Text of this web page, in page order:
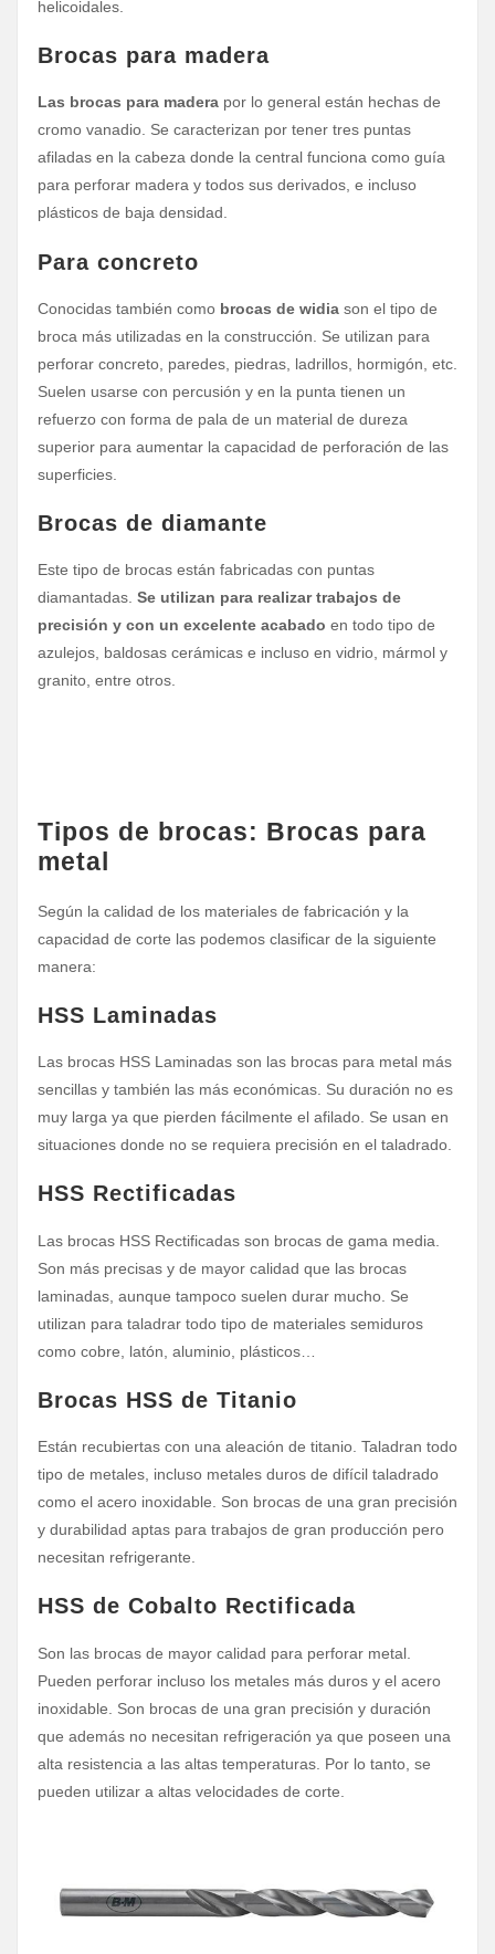
helicoidales.
Brocas para madera
Las brocas para maderapor lo general están hechas de
cromo vanadio. Se caracterizan por tener tres puntas
afiladas en la cabeza donde la central funciona como guía
para perforar madera y todos sus derivados, e incluso
plásticos de baja densidad.
Para concreto
Conocidas también comobrocas de widia son el tipo de
broca más utilizadas en la construcción. Se utilizan para
perforar concreto, paredes, piedras, ladrillos, hormigón, etc.
Suelen usarse con percusión y en la punta tienen un
refuerzo con forma de pala de un material de dureza
superior para aumentar la capacidad de perforación de las
superficies.
Brocas de diamante
Este tipo de brocas están fabricadas con puntas
diamantadas. Se utilizan para realizar trabajos de
precisión y con un excelente acabado en todo tipo de
azulejos, baldosas cerámicas e incluso en vidrio, mármol y
granito, entre otros.
Tipos de brocas: Brocas para
metal
Según la calidad de los materiales de fabricación y la
capacidad de corte las podemos clasificar de la siguiente
manera:
HSS Laminadas
Las brocas HSS Laminadas son las brocas para metal más
sencillas y también las más económicas. Su duración no es
muy larga ya que pierden fácilmente el afilado. Se usan en
situaciones donde no se requiera precisión en el taladrado.
HSS Rectificadas
Las brocas HSS Rectificadas son brocas de gama media.
Son más precisas y de mayor calidad que las brocas
laminadas, aunque tampoco suelen durar mucho. Se
utilizan para taladrar todo tipo de materiales semiduros
como cobre, latón, aluminio, plásticos…
Brocas HSS de Titanio
Están recubiertas con una aleación de titanio. Taladran todo
tipo de metales, incluso metales duros de difícil taladrado
como el acero inoxidable. Son brocas de una gran precisión
y durabilidad aptas para trabajos de gran producción pero
necesitan refrigerante.
HSS de Cobalto Rectificada
Son las brocas de mayor calidad para perforar metal.
Pueden perforar incluso los metales más duros y el acero
inoxidable. Son brocas de una gran precisión y duración
que además no necesitan refrigeración ya que poseen una
alta resistencia a las altas temperaturas. Por lo tanto, se
pueden utilizar a altas velocidades de corte.